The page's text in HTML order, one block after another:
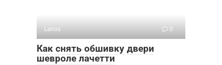
Lanos 0
Как снять обшивку двери
шевроле лачетти